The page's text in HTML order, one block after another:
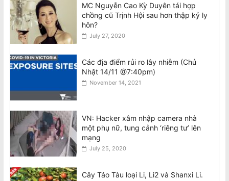
Visit to Australia by the General
Secretary and President of the
Tên lửa SpaceX Falcon 9 đâm vào Mặt
Trăng tốc độ 8.690 km/h
National Stroke Week: Sau tuổi 40, vì
sao bạn cần quan tâm đến đột quỵ?
August 6, 2026
MC Nguyễn Cao Kỳ Duyên tái hợp
chồng cũ Trịnh Hội sau hơn thập kỷ ly
hôn?
July 27, 2020
Các địa điểm rủi ro lây nhiễm (Chủ
Nhật 14/11 @7:40pm)
November 14, 2021
VN: Hacker xâm nhập camera nhà
một phụ nữ, tung cảnh ‘riêng tư’ lên
mạng
July 25, 2020
Cây Táo Tàu loại Li, Li2 và Shanxi Li.